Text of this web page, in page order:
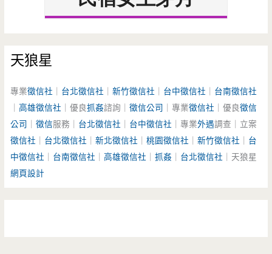
天狼星
專業徵信社 台北徵信社 ｜新竹徵信社 台中徵信社
台南徵信社
｜高雄徵信社 ｜優良抓姦諮詢｜徵信公司 ｜專業徵信社 ｜優良徵信
公司 ｜徵信服務｜ 台北徵信社 台中徵信社 ｜專業外遇調查｜立案
徵信社
台北徵信社 ｜新北徵信社 ｜桃園徵信社 ｜新竹徵信社
台
中徵信社
台南徵信社 ｜高雄徵信社 ｜抓姦 台北徵信社 ｜天狼星
網頁設計